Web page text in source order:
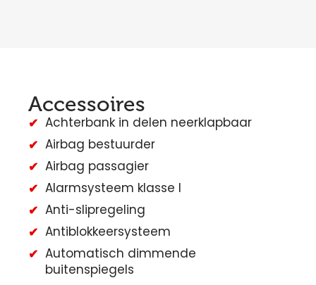
Accessoires
Achterbank in delen neerklapbaar
Airbag bestuurder
Airbag passagier
Alarmsysteem klasse I
Anti-slipregeling
Antiblokkeersysteem
Automatisch dimmende
buitenspiegels